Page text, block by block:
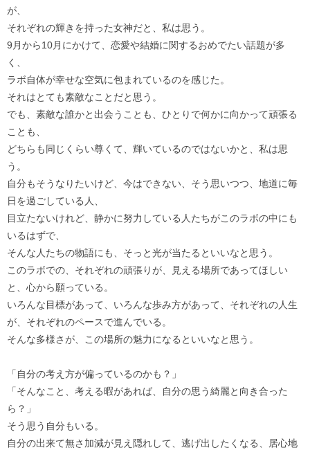
が、
それぞれの輝きを持った女神だと、私は思う。
9月から10月にかけて、恋愛や結婚に関するおめでたい話題が多
く、
ラボ自体が幸せな空気に包まれているのを感じた。
それはとても素敵なことだと思う。
でも、素敵な誰かと出会うことも、ひとりで何かに向かって頑張る
ことも、
どちらも同じくらい尊くて、輝いているのではないかと、私は思
う。
自分もそうなりたいけど、今はできない、そう思いつつ、地道に毎
日を過ごしている人、
目立たないけれど、静かに努力している人たちがこのラボの中にも
いるはずで、
そんな人たちの物語にも、そっと光が当たるといいなと思う。
このラボでの、それぞれの頑張りが、見える場所であってほしい
と、心から願っている。
いろんな目標があって、いろんな歩み方があって、それぞれの人生
が、それぞれのペースで進んでいる。
そんな多様さが、この場所の魅力になるといいなと思う。
「自分の考え方が偏っているのかも？」
「そんなこと、考える暇があれば、自分の思う綺麗と向き合った
ら？」
そう思う自分もいる。
自分の出来て無さ加減が見え隠れして、逃げ出したくなる、居心地